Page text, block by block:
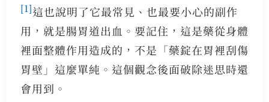
[1]這也說明了它最常見、也最要小心的副作
用，就是腸胃道出血。要記住，這是藥從身體
裡面整體作用造成的，不是「藥錠在胃裡刮傷
胃壁」這麼單純。這個觀念後面破除迷思時還
會用到。